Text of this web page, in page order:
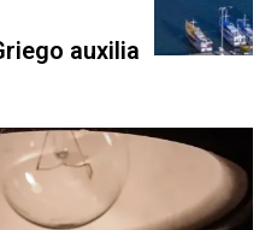
auxilia